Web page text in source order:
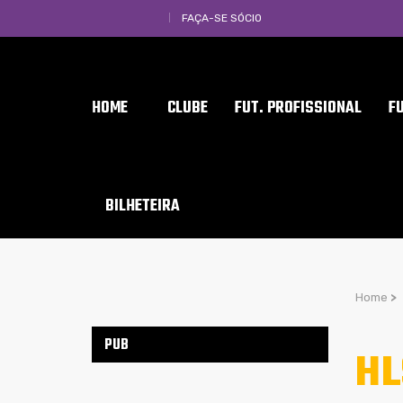
FAÇA-SE SÓCIO
HOME CLUBE FUT. PROFISSIONAL
BILHETEIRA
Home >
PUB